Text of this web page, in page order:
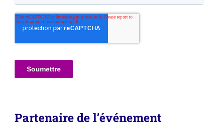
Partenaire de l’événement